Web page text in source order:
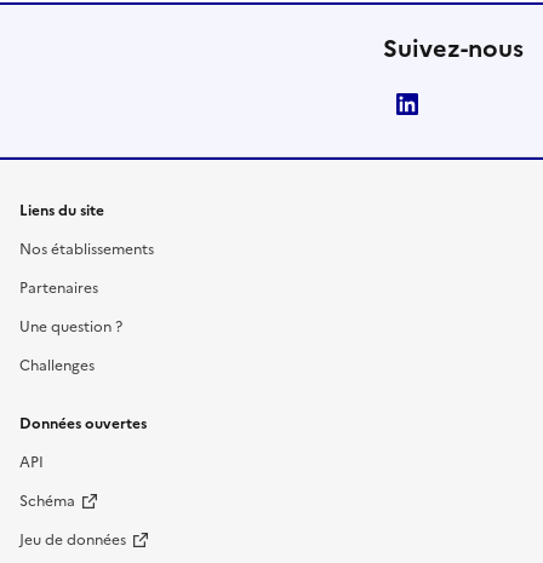
Suivez-nous
Liens du site
Nos établissements
Partenaires
Une question ?
Challenges
Données ouvertes
API
Schéma
Jeu de données